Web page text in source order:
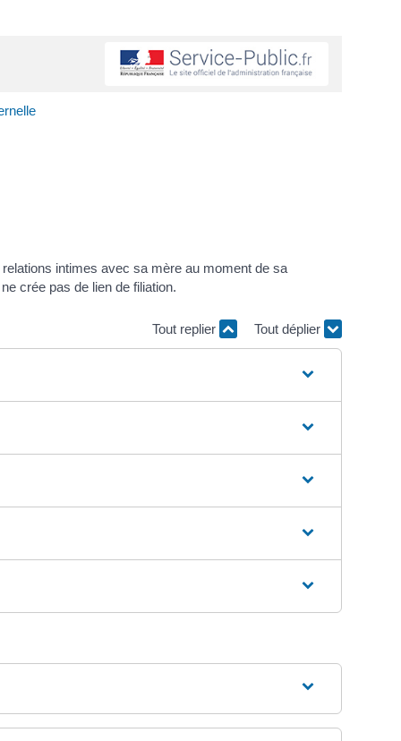
intimes avec sa mère au moment de sa
crée pas de lien de filiation.
Tout replier Tout déplier